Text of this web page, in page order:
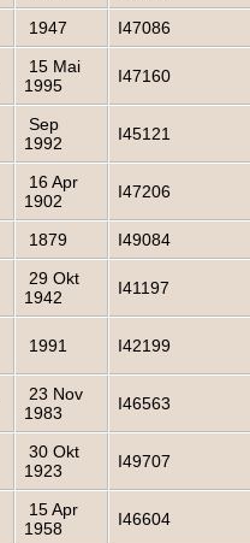
1947 I47086
15 Mai
1995
I47160
Sep
1992
I45121
16 Apr
1902
I47206
1879 I49084
29 Okt
1942
I41197
1991 I42199
23 Nov
1983
I46563
30 Okt
1923
I49707
15 Apr
1958
I46604